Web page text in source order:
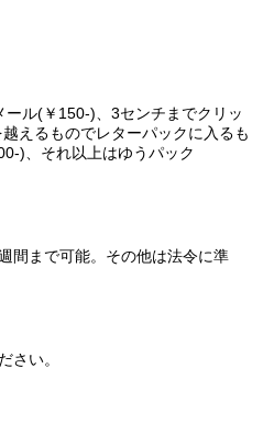
ル(￥150-)、3センチまでクリッ
えるものでレターパックに入るも
)、それ以上はゆうパック
間まで可能。その他は法令に準
さい。